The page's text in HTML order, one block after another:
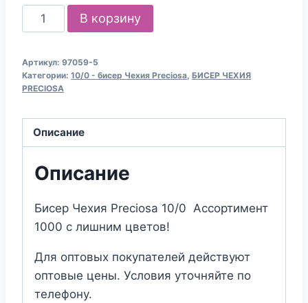
цена
составляла
37.00₽.
цена:
32.00₽.
Количество
товара
Чехия
Preciosa
В корзину
Артикул: 97059-5
Категории: 10/0 - бисер Чехия Preciosa, БИСЕР ЧЕХИЯ
PRECIOSA
Описание
Описание
Бисер Чехия Preciosa 10/0 Ассортимент
1000 с лишним цветов!
Для оптовых покупателей действуют
оптовые цены. Условия уточняйте по
телефону.